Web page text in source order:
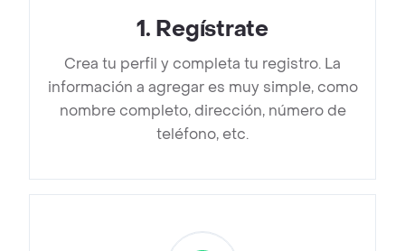
1. Regístrate
Crea tu perfil y completa tu registro. La
información a agregar es muy simple, como
nombre completo, dirección, número de
teléfono, etc.